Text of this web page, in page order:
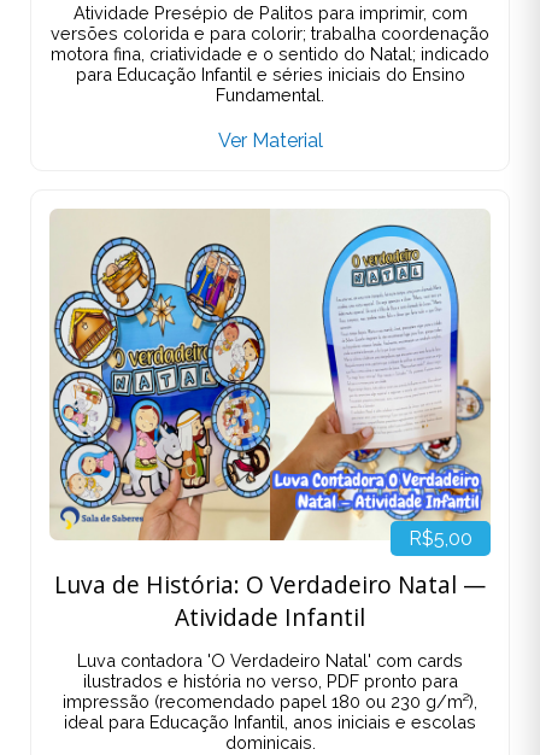
Atividade Presépio de Palitos para imprimir, com
versões colorida e para colorir; trabalha coordenação
motora fina, criatividade e o sentido do Natal; indicado
para Educação Infantil e séries iniciais do Ensino
Fundamental.
Ver Material
R$5,00
Luva de História: O Verdadeiro Natal —
Atividade Infantil
Luva contadora 'O Verdadeiro Natal' com cards
ilustrados e história no verso, PDF pronto para
impressão (recomendado papel 180 ou 230 g/m²),
ideal para Educação Infantil, anos iniciais e escolas
dominicais.